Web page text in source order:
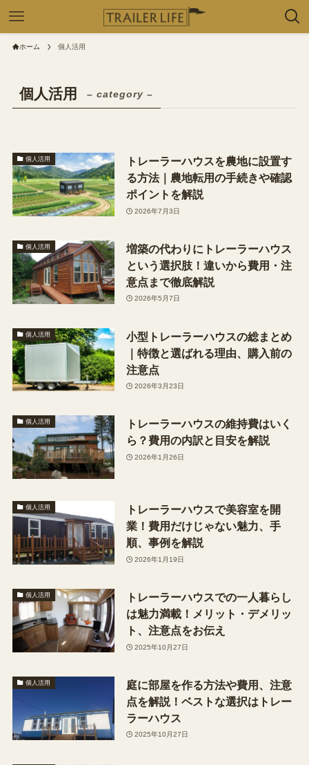
ホーム 個人活用
個人活用 – category –
個人活用
トレーラーハウスを農地に設置す
る方法｜農地転用の手続きや確認
ポイントを解説
2026年7月3日
個人活用
増築の代わりにトレーラーハウス
という選択肢！違いから費用・注
意点まで徹底解説
2026年5月7日
個人活用
小型トレーラーハウスの総まとめ
｜特徴と選ばれる理由、購入前の
注意点
2026年3月23日
個人活用
トレーラーハウスの維持費はいく
ら？費用の内訳と目安を解説
2026年1月26日
個人活用
トレーラーハウスで美容室を開
業！費用だけじゃない魅力、手
順、事例を解説
2026年1月19日
個人活用
トレーラーハウスでの一人暮らし
は魅力満載！メリット・デメリッ
ト、注意点をお伝え
2025年10月27日
個人活用
庭に部屋を作る方法や費用、注意
点を解説！ベストな選択はトレー
ラーハウス
2025年10月27日